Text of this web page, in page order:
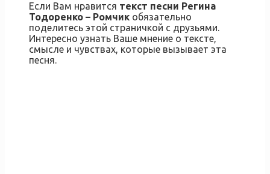
Если Вам нравится текст песни Регина
Тодоренко – Ромчик обязательно
поделитесь этой страничкой с друзьями.
Интересно узнать Ваше мнение о тексте,
смысле и чувствах, которые вызывает эта
песня.